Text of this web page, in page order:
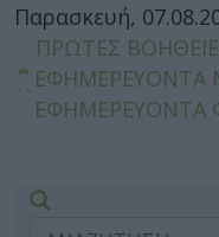
Παρασκευή,
ΠΡΩΤΕΣ
ΕΦΗΜΕΡΕΥΟΝΤΑ
ΕΦΗΜΕΡΕΥΟΝΤΑ